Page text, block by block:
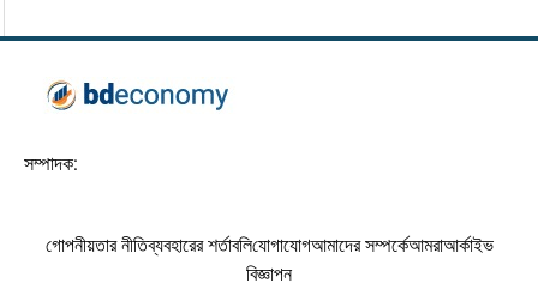
সম্পাদক:
গোপনীয়তার নীতিব্যবহারের শর্তাবলিযোগাযোগআমাদের সম্পর্কেআমরাআর্কাইভ
বিজ্ঞাপন